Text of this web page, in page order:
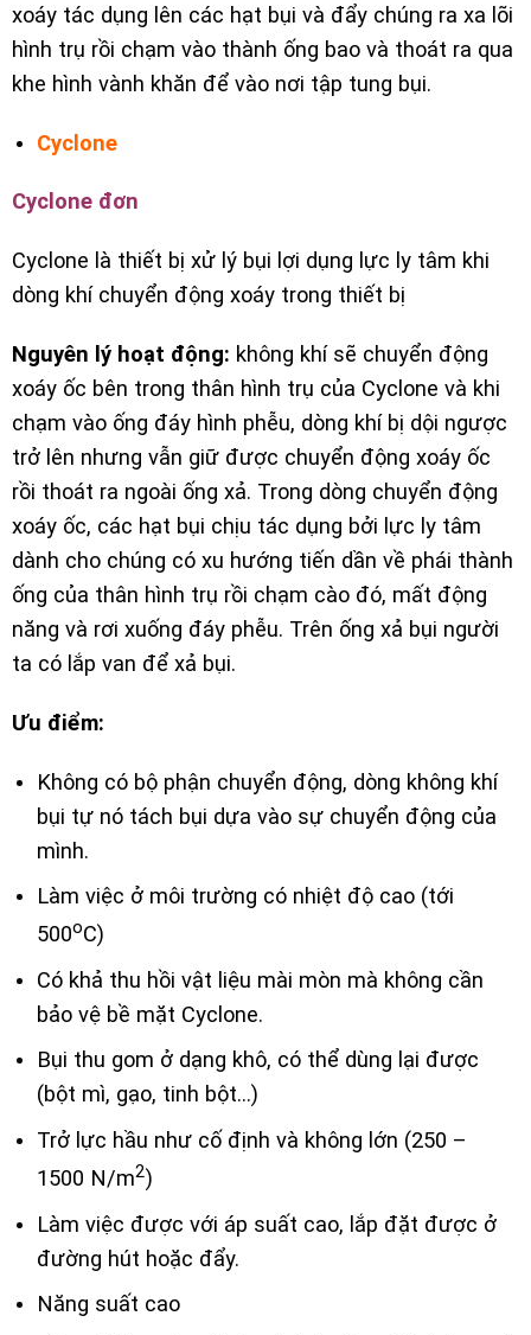
xoáy tác dụng lên các hạt bụi và đẩy chúng ra xa lõi
hình trụ rồi chạm vào thành ống bao và thoát ra qua
khe hình vành khăn để vào nơi tập tung bụi.
Cyclone
Cyclone đơn
Cyclone là thiết bị xử lý bụi lợi dụng lực ly tâm khi
dòng khí chuyển động xoáy trong thiết bị
Nguyên lý hoạt động: không khí sẽ chuyển động
xoáy ốc bên trong thân hình trụ của Cyclone và khi
chạm vào ống đáy hình phễu, dòng khí bị dội ngược
trở lên nhưng vẫn giữ được chuyển động xoáy ốc
rồi thoát ra ngoài ống xả. Trong dòng chuyển động
xoáy ốc, các hạt bụi chịu tác dụng bởi lực ly tâm
dành cho chúng có xu hướng tiến dần về phái thành
ống của thân hình trụ rồi chạm cào đó, mất động
năng và rơi xuống đáy phễu. Trên ống xả bụi người
ta có lắp van để xả bụi.
Ưu điểm:
Không có bộ phận chuyển động, dòng không khí
bụi tự nó tách bụi dựa vào sự chuyển động của
mình.
Làm việc ở môi trường có nhiệt độ cao (tới
500oC)
Có khả thu hồi vật liệu mài mòn mà không cần
bảo vệ bề mặt Cyclone.
Bụi thu gom ở dạng khô, có thể dùng lại được
(bột mì, gạo, tinh bột…)
Trở lực hầu như cố định và không lớn (250 –
1500 N/m2)
Làm việc được với áp suất cao, lắp đặt được ở
đường hút hoặc đẩy.
Năng suất cao